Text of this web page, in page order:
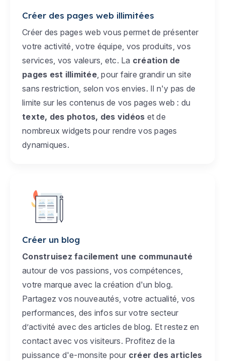
Créer des pages web illimitées
Créer des pages web vous permet de présenter
votre activité, votre équipe, vos produits, vos
services, vos valeurs, etc. La création de
pages est illimitée, pour faire grandir un site
sans restriction, selon vos envies. Il n'y pas de
limite sur les contenus de vos pages web : du
texte, des photos, des vidéos et de
nombreux widgets pour rendre vos pages
dynamiques.
Créer un blog
Construisez facilement une communauté
autour de vos passions, vos compétences,
votre marque avec la création d'un blog.
Partagez vos nouveautés, votre actualité, vos
performances, des infos sur votre secteur
d’activité avec des articles de blog. Et restez en
contact avec vos visiteurs. Profitez de la
puissance d'e-monsite pour créer des articles